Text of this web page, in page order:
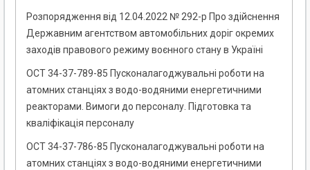
Розпорядження від 12.04.2022 № 292-р Про здійснення
Державним агентством автомобільних доріг окремих
заходів правового режиму воєнного стану в Україні
ОСТ 34-37-789-85 Пусконалагоджувальні роботи на
атомних станціях з водо-водяними енергетичними
реакторами. Вимоги до персоналу. Підготовка та
кваліфікація персоналу
ОСТ 34-37-786-85 Пусконалагоджувальні роботи на
атомних станціях з водо-водяними енергетичними